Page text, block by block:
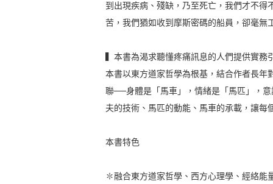
到出現疾病、殘缺，乃至死亡，我們才不
苦，我們猶如收到摩斯密碼的船員，卻毫無
▍本書為渴求聽懂疼痛訊息的人們提供實務
本書以東方道家哲學為根基，結合作者長
聯──身體是「馬車」，情緒是「馬匹」，
夫的技術、馬匹的動能、馬車的承載，讓
本書特色
✽融合東方道家哲學、西方心理學、經絡能